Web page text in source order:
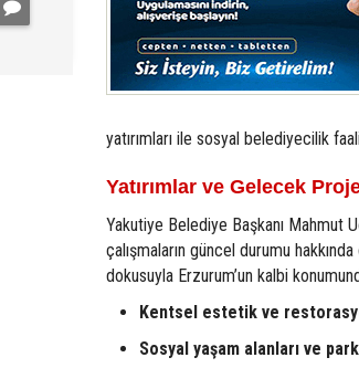
yatırımları ile sosyal belediyecilik
Yatırımlar ve Gelecek
Yakutiye Belediye Başkanı Mahmut
çalışmaların güncel durumu
dokusuyla Erzurum’un kalbi
Kentsel estetik ve
Sosyal yaşam alanları ve park